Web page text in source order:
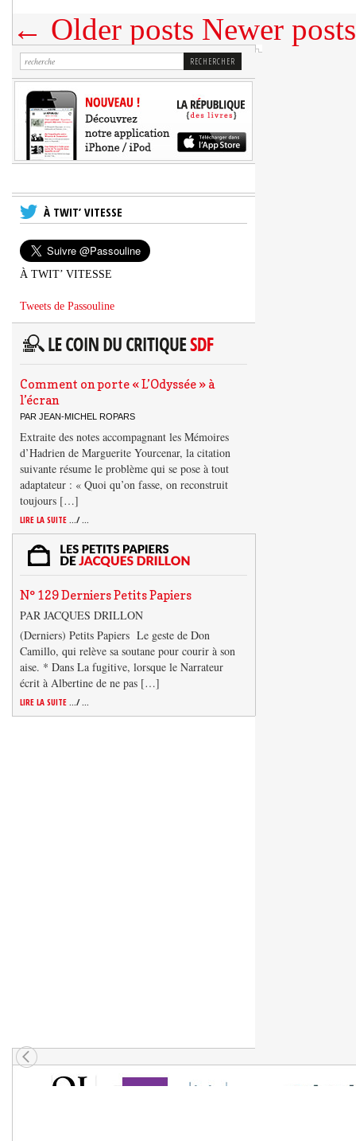
← Older posts Newer
À TWIT’ VITESSE
À TWIT’ VITESSE
Tweets de Passouline
Comment on porte « L’Odyssée » à
l’écran
PAR JEAN-MICHEL ROPARS
Extraite des notes accompagnant les Mémoires
d’Hadrien de Marguerite Yourcenar, la citation
suivante résume le problème qui se pose à tout
adaptateur : « Quoi qu’on fasse, on reconstruit
toujours […]
LIRE LA SUITE .../ ...
N° 129 Derniers Petits Papiers
PAR JACQUES DRILLON
(Derniers) Petits Papiers Le geste de Don
Camillo, qui relève sa soutane pour courir à son
aise. * Dans La fugitive, lorsque le Narrateur
écrit à Albertine de ne pas […]
LIRE LA SUITE .../ ...